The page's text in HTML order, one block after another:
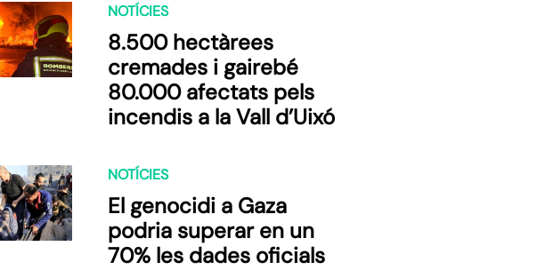
NOTÍCIES
8.500 hectàrees
cremades i gairebé
80.000 afectats pels
incendis a la Vall d’Uixó
NOTÍCIES
El genocidi a Gaza
podria superar en un
70% les dades oficials